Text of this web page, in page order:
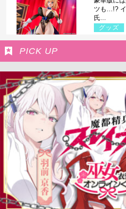
ツも…!?
氏...
グッズ
PICK UP